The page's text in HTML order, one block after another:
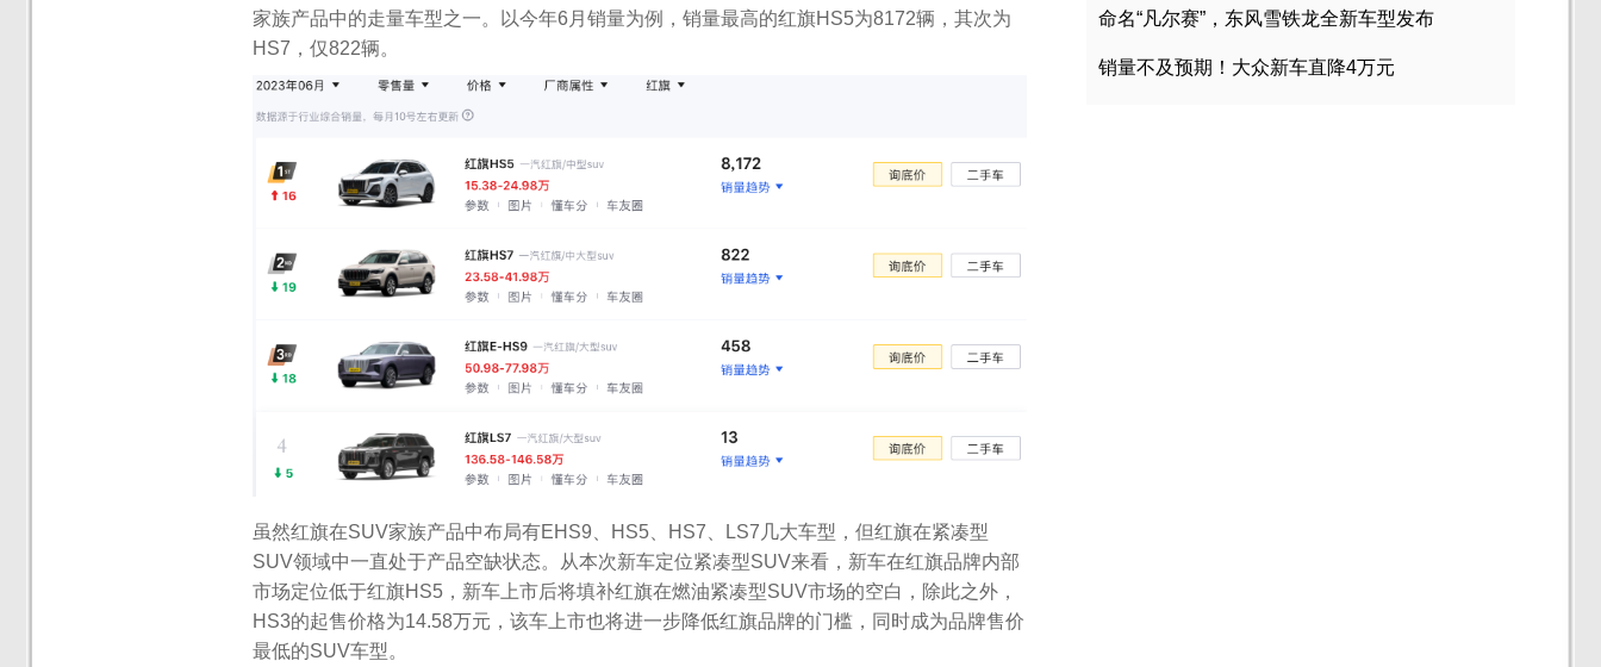
家族产品中的走量车型之一。以今年6月销量为例，销量最高的红旗HS5为8172辆，其次为
HS7，仅822辆。
虽然红旗在SUV家族产品中布局有EHS9、HS5、HS7、LS7几大车型，但红旗在紧凑型
SUV领域中一直处于产品空缺状态。从本次新车定位紧凑型SUV来看，新车在红旗品牌内部
市场定位低于红旗HS5，新车上市后将填补红旗在燃油紧凑型SUV市场的空白，除此之外，
HS3的起售价格为14.58万元，该车上市也将进一步降低红旗品牌的门槛，同时成为品牌售价
最低的SUV车型。
命名“凡尔赛”，东风雪铁龙全新车型发布
销量不及预期！大众新车直降4万元